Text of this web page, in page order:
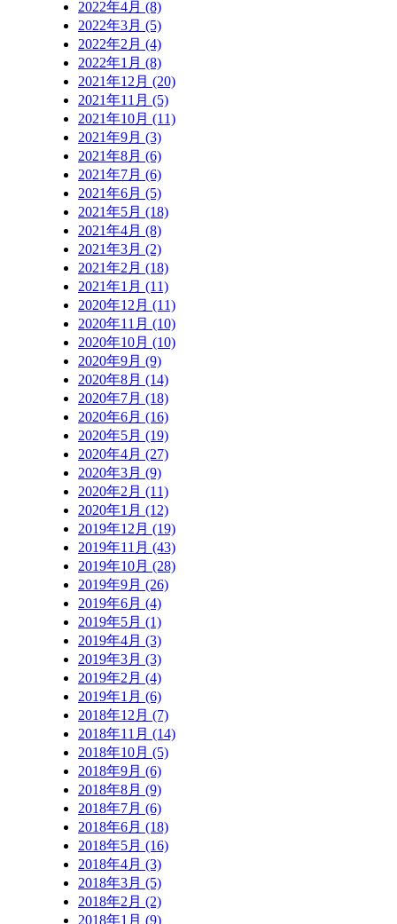
2022年4月 (8)
2022年3月 (5)
2022年2月 (4)
2022年1月 (8)
2021年12月 (20)
2021年11月 (5)
2021年10月 (11)
2021年9月 (3)
2021年8月 (6)
2021年7月 (6)
2021年6月 (5)
2021年5月 (18)
2021年4月 (8)
2021年3月 (2)
2021年2月 (18)
2021年1月 (11)
2020年12月 (11)
2020年11月 (10)
2020年10月 (10)
2020年9月 (9)
2020年8月 (14)
2020年7月 (18)
2020年6月 (16)
2020年5月 (19)
2020年4月 (27)
2020年3月 (9)
2020年2月 (11)
2020年1月 (12)
2019年12月 (19)
2019年11月 (43)
2019年10月 (28)
2019年9月 (26)
2019年6月 (4)
2019年5月 (1)
2019年4月 (3)
2019年3月 (3)
2019年2月 (4)
2019年1月 (6)
2018年12月 (7)
2018年11月 (14)
2018年10月 (5)
2018年9月 (6)
2018年8月 (9)
2018年7月 (6)
2018年6月 (18)
2018年5月 (16)
2018年4月 (3)
2018年3月 (5)
2018年2月 (2)
2018年1月 (9)